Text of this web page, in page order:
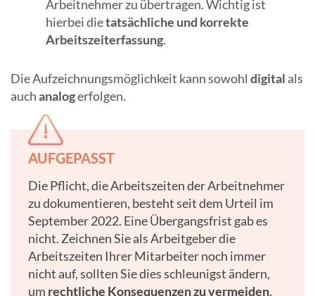
Arbeitnehmer zu übertragen. Wichtig ist
hierbei dietatsächliche und korrekte
Arbeitszeiterfassung.
Die Aufzeichnungsmöglichkeit kann sowohl digital als
auchanalogerfolgen.
AUFGEPASST
Die Pflicht, die Arbeitszeiten der Arbeitnehmer
zu dokumentieren, besteht seit dem Urteil im
September 2022. Eine Übergangsfrist gab es
nicht. Zeichnen Sie als Arbeitgeber die
Arbeitszeiten Ihrer Mitarbeiter noch immer
nicht auf, sollten Sie dies schleunigst ändern,
um rechtliche Konsequenzen zu vermeiden.